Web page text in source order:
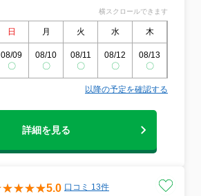
横スクロールできます
日 月 火 水 木
08/09
〇
08/10
〇
08/11
〇
08/12
〇
08/13
〇
以降の予定を確認する
詳細を見る
5.0 口コミ 13件